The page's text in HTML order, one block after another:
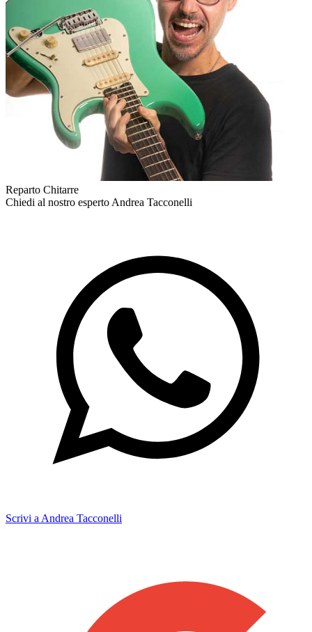
Reparto Chitarre
Chiedi al nostro espertoAndrea Tacconelli
Scrivi a Andrea Tacconelli